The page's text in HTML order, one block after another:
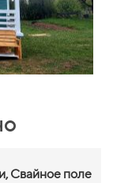
Свайное поле